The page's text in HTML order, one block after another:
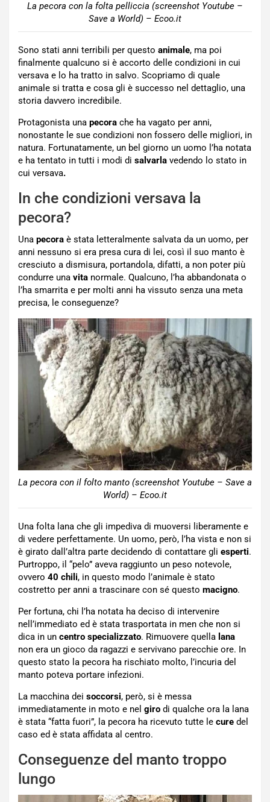
La pecora con la folta pelliccia (screenshot Youtube –
Save a World) – Ecoo.it
Sono stati anni terribili per questo animale, ma poi
finalmente qualcuno si è accorto delle condizioni in cui
versava e lo ha tratto in salvo. Scopriamo di quale
animale si tratta e cosa gli è successo nel dettaglio, una
storia davvero incredibile.
Protagonista una pecora che ha vagato per anni,
nonostante le sue condizioni non fossero delle migliori, in
natura. Fortunatamente, un bel giorno un uomo l’ha notata
e ha tentato in tutti i modi di salvarla vedendo lo stato in
cui versava.
In che condizioni versava la
pecora?
Una pecora è stata letteralmente salvata da un uomo, per
anni nessuno si era presa cura di lei, così il suo manto è
cresciuto a dismisura, portandola, difatti, a non poter più
condurre una vita normale. Qualcuno, l’ha abbandonata o
l’ha smarrita e per molti anni ha vissuto senza una meta
precisa, le conseguenze?
La pecora con il folto manto (screenshot Youtube – Save a
World) – Ecoo.it
Una folta lana che gli impediva di muoversi liberamente e
di vedere perfettamente. Un uomo, però, l’ha vista e non si
è girato dall’altra parte decidendo di contattare gli esperti.
Purtroppo, il “pelo” aveva raggiunto un peso notevole,
ovvero 40 chili, in questo modo l’animale è stato
costretto per anni a trascinare con sé questo macigno.
Per fortuna, chi l’ha notata ha deciso di intervenire
nell’immediato ed è stata trasportata in men che non si
dica in un centro specializzato. Rimuovere quella lana
non era un gioco da ragazzi e servivano parecchie ore. In
questo stato la pecora ha rischiato molto, l’incuria del
manto poteva portare infezioni.
La macchina dei soccorsi, però, si è messa
immediatamente in moto e nel giro di qualche ora la lana
è stata “fatta fuori”, la pecora ha ricevuto tutte le cure del
caso ed è stata affidata al centro.
Conseguenze del manto troppo
lungo